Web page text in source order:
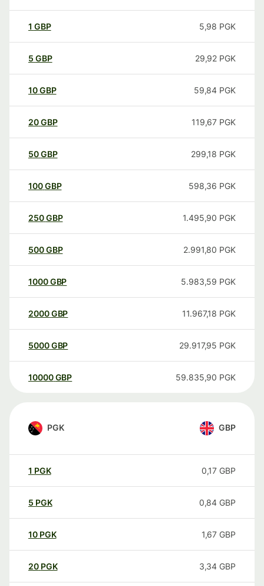
1 GBP 5,98 PGK
5 GBP 29,92 PGK
10GBP 59,84 PGK
20GBP 119,67 PGK
50GBP 299,18 PGK
100GBP 598,36 PGK
250GBP 1.495,90 PGK
500GBP 2.991,80 PGK
1000GBP 5.983,59 PGK
2000GBP 11.967,18 PGK
5000GBP 29.917,95 PGK
10000 GBP 59.835,90 PGK
PGK GBP
1 PGK 0,17 GBP
5 PGK 0,84 GBP
10 PGK 1,67 GBP
20 PGK 3,34 GBP